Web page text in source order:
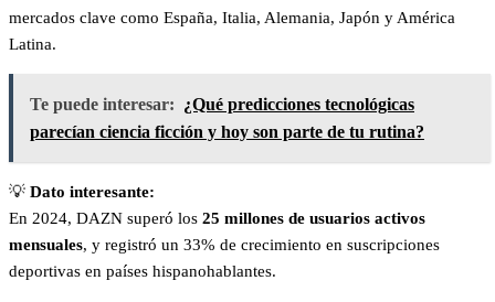
mercados clave como España, Italia, Alemania, Japón y América
Latina.
Te puede interesar: ¿Qué predicciones tecnológicas
parecían ciencia ficción y hoy son parte de tu rutina?
💡 Dato interesante:
En 2024, DAZN superó los 25 millones de usuarios activos
mensuales, y registró un 33% de crecimiento en suscripciones
deportivas en países hispanohablantes.